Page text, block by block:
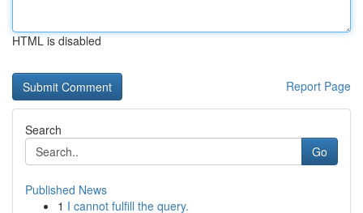
HTML is disabled
Report Page
Search
Go
Published News
1 I cannot fulfill the query.